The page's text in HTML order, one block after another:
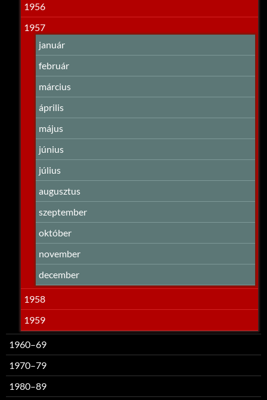
1956
1957
január
február
március
április
május
június
július
augusztus
szeptember
október
november
december
1958
1959
1960–69
1970–79
1980–89